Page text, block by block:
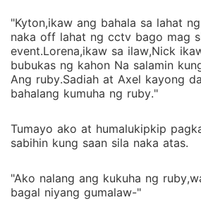
"Kyton,ikaw ang bahala sa lahat
naka off lahat ng cctv bago mag
event.Lorena,ikaw sa ilaw,Nick
bubukas ng kahon Na salamin
Ang ruby.Sadiah at Axel kayong
bahalang kumuha ng ruby."
Tumayo ako at humalukipkip
sabihin kung saan sila naka atas.
"Ako nalang ang kukuha ng
bagal niyang gumalaw-"